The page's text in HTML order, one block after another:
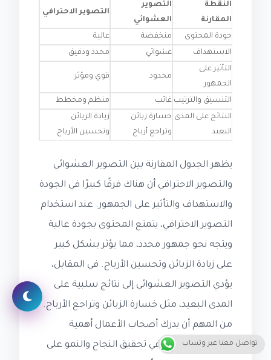
النقطة
المقارنة
التصوير
العشوائي
التصوير الاحترافي
جودة المحتوى منخفضة
عالية
الاستهداف
عشوائي
محدد ودقيق
التأثير على
الجمهور
محدود قوي ومؤثر
التنسيق والترتيب غائب
منظم ومخطط
النتائج على المدى
البعيد
خسارة زبائن
وتراجع أرباح
زيادة الزبائن
وتحسين الأرباح
يظهر الجدول المقارنة بين التصوير العشوائي
والتصوير الاحترافي أن هناك فرقًا كبيرًا في الجودة
والاستهداف والتأثير على الجمهور. عند استخدام
التصوير الاحترافي، يتمتع المحتوى بجودة عالية
ويتجه نحو جمهور محدد، مما يؤثر بشكل كبير
على زيادة الزبائن وتحسين الأرباح. في المقابل،
يؤدي التصوير العشوائي إلى نتائج سلبية على
المدى البعيد، مثل خسارة الزبائن وتراجع الأرباح.
من المهم أن يدرك أصحاب الأعمال أهمية
التصوير الاحترافي في تحقيق النجاح والنمو على
تواصل معنا عبر وتساب